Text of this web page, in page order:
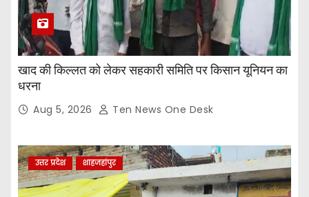
खाद की किल्लत को लेकर सहकारी समिति पर किसान यूनियन का
धरना
Aug 5, 2026 Ten News One Desk
उत्तर प्रदेश शाहजहांपुर